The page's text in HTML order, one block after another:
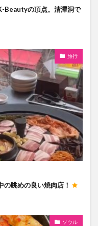
Beautyの頂点。清潭洞で
旅行
眺めの良い焼肉店！
ソウル